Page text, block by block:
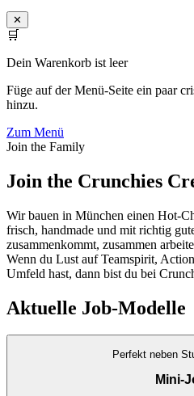
✕
🛒
Dein Warenkorb ist leer
Füge auf der Menü-Seite ein paar
hinzu.
Zum Menü
Join the Family
Join the Crunchies
Wir bauen in München einen Hot-
frisch, handmade und mit richtig
zusammenkommt, zusammen
Wenn du Lust auf Teamspirit,
Umfeld hast, dann bist du bei
Aktuelle Job-Modelle
Perfekt neben
Mini-